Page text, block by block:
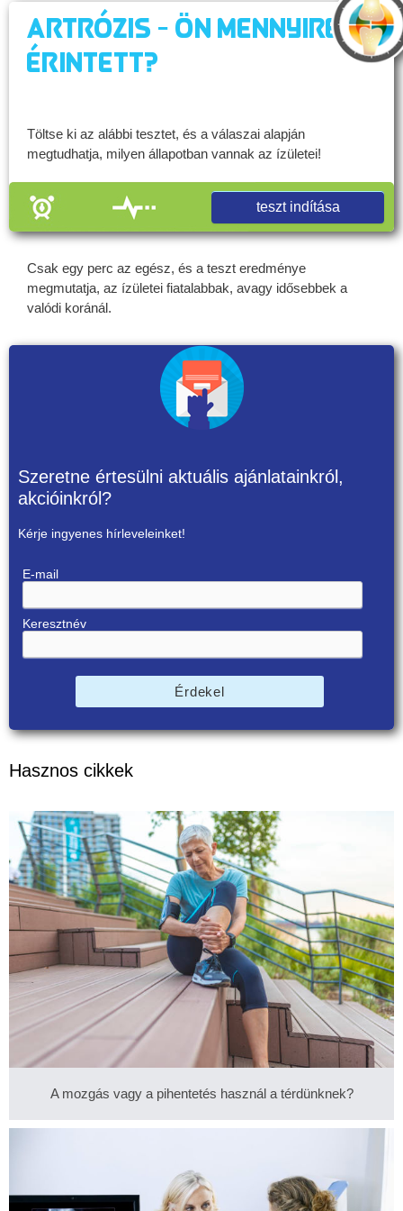
Artrózis - Ön mennyire
érintett?
Töltse ki az alábbi tesztet, és a válaszai alapján
megtudhatja, milyen állapotban vannak az ízületei!
teszt indítása
Csak egy perc az egész, és a teszt eredménye
megmutatja, az ízületei fiatalabbak, avagy idősebbek a
valódi koránál.
Szeretne értesülni aktuális ajánlatainkról,
akcióinkról?
Kérje ingyenes hírleveleinket!
E-mail
Keresztnév
Érdekel
Hasznos cikkek
A mozgás vagy a pihentetés használ a térdünknek?